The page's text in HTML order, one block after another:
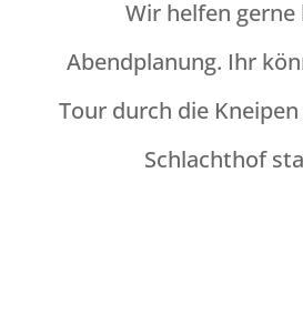
Wir helfen gerne
Abendplanung. Ihr
Tour durch die
Schlachthof